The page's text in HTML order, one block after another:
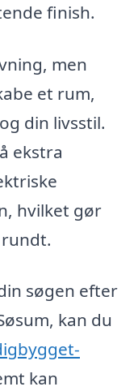
finish.
men
et rum,
din livsstil.
ekstra
hvilket gør
søgen efter
kan du
kan